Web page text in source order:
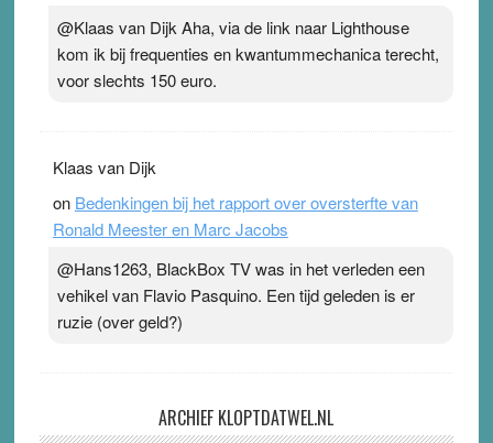
@Klaas van Dijk Aha, via de link naar Lighthouse
kom ik bij frequenties en kwantummechanica terecht,
voor slechts 150 euro.
Klaas van Dijk
on Bedenkingen bij het rapport over oversterfte van
Ronald Meester en Marc Jacobs
@Hans1263, BlackBox TV was in het verleden een
vehikel van Flavio Pasquino. Een tijd geleden is er
ruzie (over geld?)
ARCHIEF KLOPTDATWEL.NL